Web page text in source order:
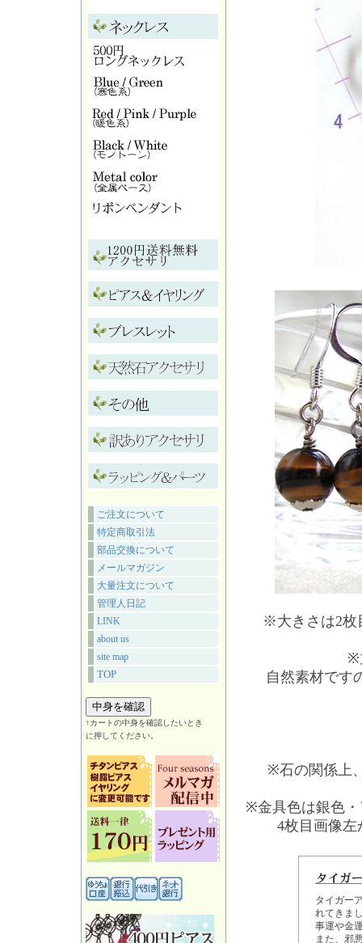
ご注文について
特定商取引法
部品交換について
メールマガジン
大量注文について
管理人日記
LINK
about us
site map
TOP
↑カートの中身を確認したいとき
に押してください。
※大きさは2枚
※
自然素材です
※石の関係上
※金具色は銀色
4枚目画像
タイガー
れてきま
事運や金
また、邪